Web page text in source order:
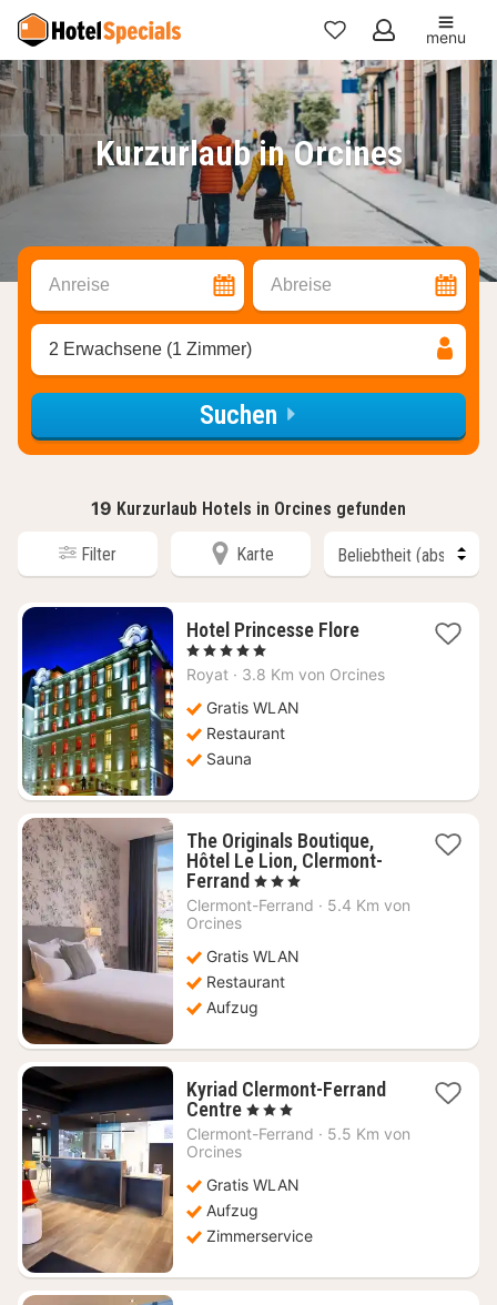
Meine
Favoriten
menu
Kurzurlaub in Orcines
Anreise Abreise
2 Erwachsene (1 Zimmer)
Suchen
19 Kurzurlaub Hotels in Orcines gefunden
Filter Karte
Hotel Princesse Flore1
ab
, 5 Sterne
Royat · 3.8 Km von Orcines
Gratis WLAN
Restaurant
Sauna
The Originals Boutique,
Hôtel Le Lion, Clermont-
Ferrand 1
Nacht
€
, 3 Sterne
Clermont-Ferrand · 5.4 Km von
Orcines
Gratis WLAN
Restaurant
Aufzug
Kyriad Clermont-Ferrand
Centre1
Nacht
€
, 3 Sterne
Clermont-Ferrand · 5.5 Km von
Orcines
Gratis WLAN
Aufzug
Zimmerservice